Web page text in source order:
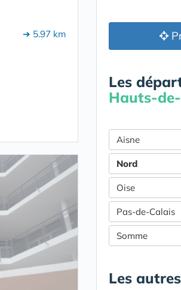
➔ 5.97 km
Les
Hauts-
Aisne
Nord
Oise
Pas-de-Calais
Somme
Les autres